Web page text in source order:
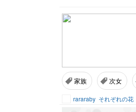
家族 次女
rararaby それぞれの花